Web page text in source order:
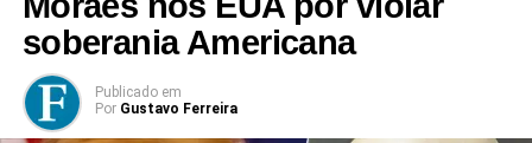
soberania Americana
Publicado em
Por Gustavo Ferreira